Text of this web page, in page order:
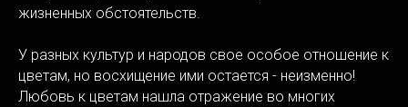
жизненных обстоятельств.
У разных культур и народов свое особое отношение к
цветам, но восхищение ими остается - неизменно!
Любовь к цветам нашла отражение во многих